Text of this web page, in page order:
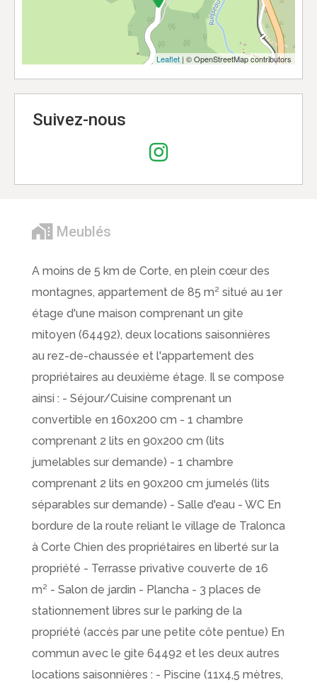
Leaflet | © OpenStreetMap contributors
Suivez-nous
Meublés
A moins de 5 km de Corte, en plein cœur des
montagnes, appartement de 85 m² situé au 1er
étage d'une maison comprenant un gite
mitoyen (64492), deux locations saisonnières
au rez-de-chaussée et l'appartement des
propriétaires au deuxième étage. Il se compose
ainsi : - Séjour/Cuisine comprenant un
convertible en 160x200 cm - 1 chambre
comprenant 2 lits en 90x200 cm (lits
jumelables sur demande) - 1 chambre
comprenant 2 lits en 90x200 cm jumelés (lits
séparables sur demande) - Salle d'eau - WC En
bordure de la route reliant le village de Tralonca
à Corte Chien des propriétaires en liberté sur la
propriété - Terrasse privative couverte de 16
m² - Salon de jardin - Plancha - 3 places de
stationnement libres sur le parking de la
propriété (accès par une petite côte pentue) En
commun avec le gite 64492 et les deux autres
locations saisonnières : - Piscine (11x4,5 mètres,